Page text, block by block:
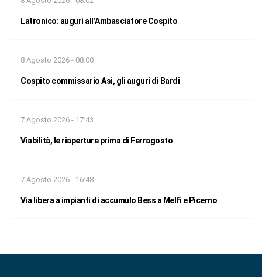
Latronico: auguri all’Ambasciatore Cospito
8 Agosto 2026 - 08:00
Cospito commissario Asi, gli auguri di Bardi
7 Agosto 2026 - 17:43
Viabilità, le riaperture prima di Ferragosto
7 Agosto 2026 - 16:48
Via libera a impianti di accumulo Bess a Melfi e Picerno